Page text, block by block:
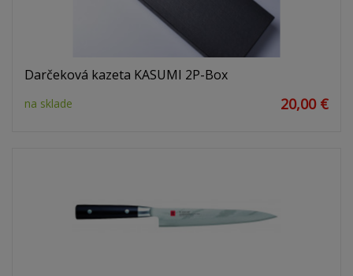
Darčeková kazeta KASUMI 2P-Box
na sklade 20,00 €